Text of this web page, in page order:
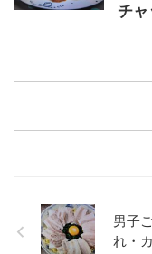
チャ
男子
れ・